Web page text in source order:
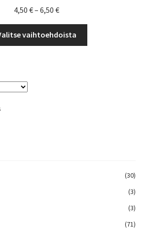
4,50 €– 6,50 €Hintaluokka:
-
6,50 €
vaihtoehdoista
(30)
(3)
(3)
(71)